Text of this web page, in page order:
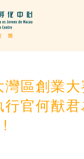
灣區創業
行官何猷